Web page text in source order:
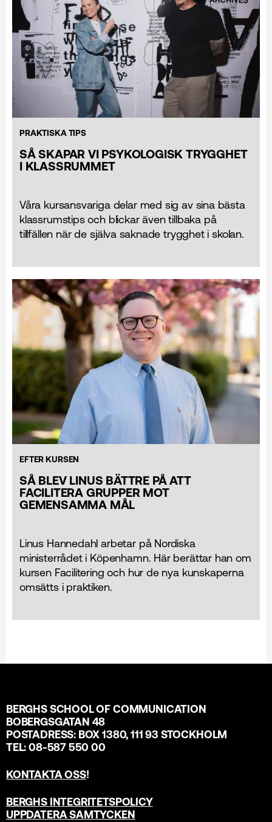
PRAKTISKA TIPS
SÅ SKAPAR VI PSYKOLOGISK TRYGGHET
I KLASSRUMMET
Våra kursansvariga delar med sig av sina bästa
klassrumstips och blickar även tillbaka på
tillfällen när de själva saknade trygghet i skolan.
EFTER KURSEN
SÅ BLEV LINUS BÄTTRE PÅ ATT
FACILITERA GRUPPER MOT
GEMENSAMMA MÅL
Linus Hannedahl arbetar på Nordiska
ministerrådet i Köpenhamn. Här berättar han om
kursen Facilitering och hur de nya kunskaperna
omsätts i praktiken.
BERGHS SCHOOL OF COMMUNICATION
BOBERGSGATAN 48
POSTADRESS: BOX 1380, 111 93 STOCKHOLM
TEL: 08-587 550 00
KONTAKTA OSS!
BERGHS INTEGRITETSPOLICY
UPPDATERA SAMTYCKEN